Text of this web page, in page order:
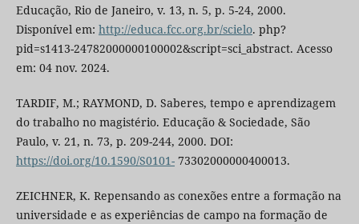
Educação, Rio de Janeiro, v. 13, n. 5, p. 5-24, 2000.
Disponível em: http://educa.fcc.org.br/scielo. php?
pid=s1413-24782000000100002&script=sci_abstract. Acesso
em: 04 nov. 2024.
TARDIF, M.; RAYMOND, D. Saberes, tempo e aprendizagem
do trabalho no magistério. Educação & Sociedade, São
Paulo, v. 21, n. 73, p. 209-244, 2000. DOI:
https://doi.org/10.1590/S0101-73302000000400013.
ZEICHNER, K. Repensando as conexões entre a formação na
universidade e as experiências de campo na formação de